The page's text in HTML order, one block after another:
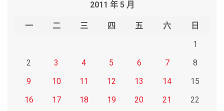
2011 年 5 月
一 二 三 四 五 六
日
1
2
3 4 5 6 7
8
9
10 11 12 13 14
15
16
17 18 19 20 21
22